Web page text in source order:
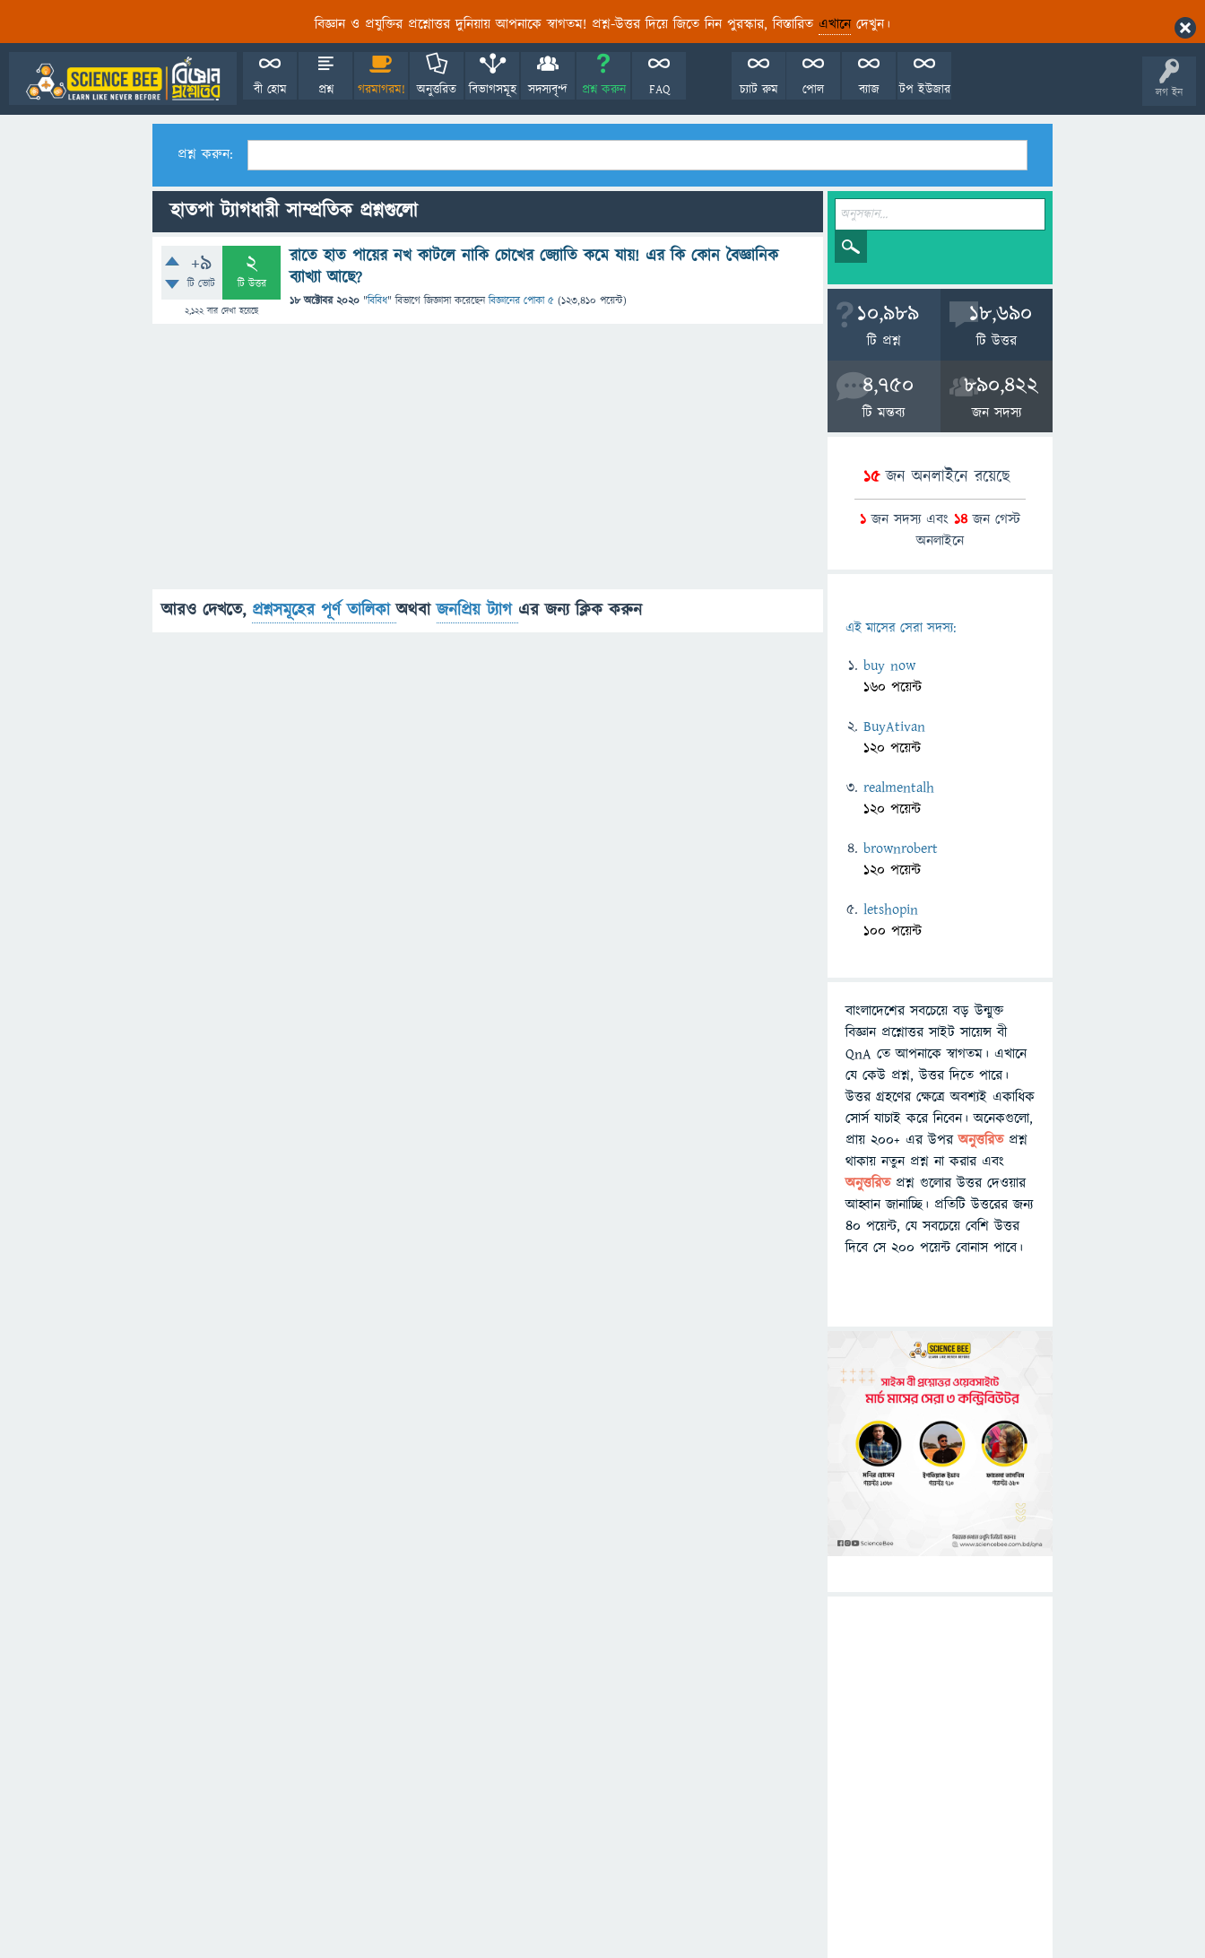
বিজ্ঞান ও প্রযুক্তির প্রশ্নোত্তর দুনিয়ায় আপনাকে স্বাগতম! প্রশ্ন-উত্তর দিয়ে জিতে নিন পুরস্কার, বিস্তারিত এখানেদেখুন।
লগ ইন
বী হোম প্রশ্ন গরমাগরম! অনুত্তরিত বিভাগসমূহ সদস্যবৃন্দ প্রশ্ন করুন FAQ টপ ইউজার
ব্যাজ
পোল
চ্যাট রুম
প্রশ্ন করুন:
হাতপা ট্যাগধারী সাম্প্রতিক প্রশ্নগুলো
+9
টি ভোট
2
টি উত্তর
2,122বার দেখা হয়েছে
রাতে হাত পায়ের নখ কাটলে নাকি চোখের জ্যোতি কমে যায়! এর কি কোন বৈজ্ঞানিক
ব্যাখ্যা আছে?
18 অক্টোবর 2020 "বিবিধ" বিভাগে জিজ্ঞাসাকরেছেনবিজ্ঞানের পোকা ৫ (123,410 পয়েন্ট)
আরও দেখতে, প্রশ্নসমূহের পূর্ণ তালিকাঅথবাজনপ্রিয় ট্যাগ এর জন্য ক্লিক করুন
10,989
টি প্রশ্ন
18,690
টি উত্তর
4,750
টি মন্তব্য
890,422
জন সদস্য
15জন অনলাইনে রয়েছে
1 জন সদস্য এবং 14 জন গেস্ট
অনলাইনে
এই মাসের সেরা সদস্য:
buy now
160 পয়েন্ট
BuyAtivan
120 পয়েন্ট
realmentalh
120 পয়েন্ট
brownrobert
120 পয়েন্ট
letshopin
100 পয়েন্ট
বাংলাদেশের সবচেয়ে বড় উন্মুক্ত
বিজ্ঞান প্রশ্নোত্তর সাইট সায়েন্স বী
QnA তে আপনাকে স্বাগতম। এখানে
যে কেউ প্রশ্ন, উত্তর দিতে পারে।
উত্তর গ্রহণের ক্ষেত্রে অবশ্যই একাধিক
সোর্স যাচাই করে নিবেন। অনেকগুলো,
প্রায় ২০০+ এর উপরঅনুত্তরিতপ্রশ্ন
থাকায় নতুন প্রশ্ন না করার এবং
অনুত্তরিত প্রশ্ন গুলোর উত্তর দেওয়ার
আহ্বান জানাচ্ছি। প্রতিটি উত্তরের জন্য
৪০ পয়েন্ট, যে সবচেয়ে বেশি উত্তর
দিবে সে ২০০ পয়েন্ট বোনাস পাবে।